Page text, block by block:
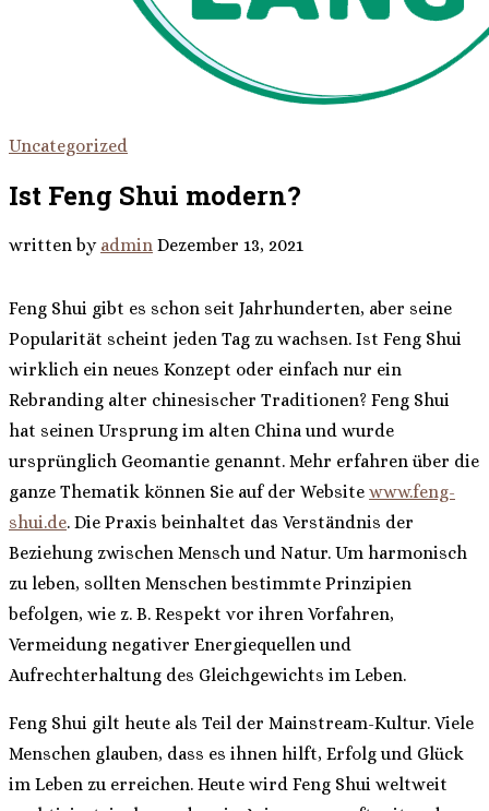
Uncategorized
Ist Feng Shui modern?
written by admin Dezember 13, 2021
Feng Shui gibt es schon seit Jahrhunderten, aber seine
Popularität scheint jeden Tag zu wachsen. Ist Feng Shui
wirklich ein neues Konzept oder einfach nur ein
Rebranding alter chinesischer Traditionen? Feng Shui
hat seinen Ursprung im alten China und wurde
ursprünglich Geomantie genannt. Mehr erfahren über die
ganze Thematik können Sie auf der Website www.feng-
shui.de. Die Praxis beinhaltet das Verständnis der
Beziehung zwischen Mensch und Natur. Um harmonisch
zu leben, sollten Menschen bestimmte Prinzipien
befolgen, wie z. B. Respekt vor ihren Vorfahren,
Vermeidung negativer Energiequellen und
Aufrechterhaltung des Gleichgewichts im Leben.
Feng Shui gilt heute als Teil der Mainstream-Kultur. Viele
Menschen glauben, dass es ihnen hilft, Erfolg und Glück
im Leben zu erreichen. Heute wird Feng Shui weltweit